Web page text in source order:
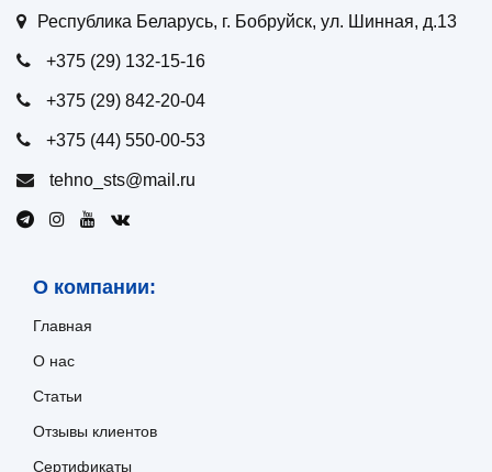
Республика Беларусь, г. Бобруйск, ул. Шинная, д.13
+375 (29) 132-15-16
+375 (29) 842-20-04
+375 (44) 550-00-53
tehno_sts@mail.ru
О компании:
Главная
О нас
Статьи
Отзывы клиентов
Сертификаты